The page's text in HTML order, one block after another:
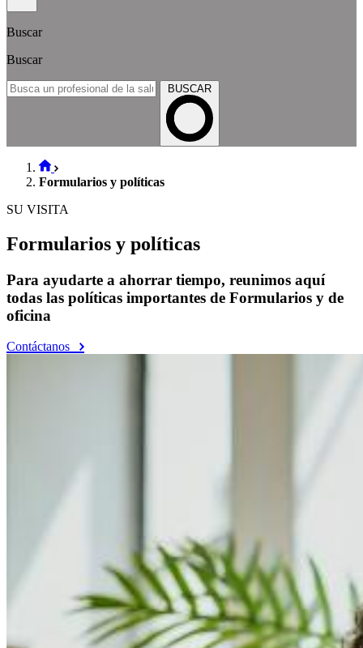
Buscar
Buscar
BUSCAR
Formularios y políticas
SU VISITA
Formularios y políticas
Para ayudarte a ahorrar tiempo, reunimos aquí
todas las políticas importantes de Formularios y de
oficina
Contáctanos